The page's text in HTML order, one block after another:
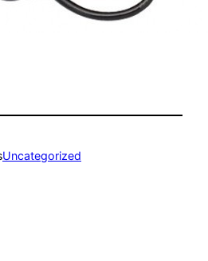
Uncategorized